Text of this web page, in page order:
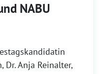
NABU
Dr. Anja Reinalter,